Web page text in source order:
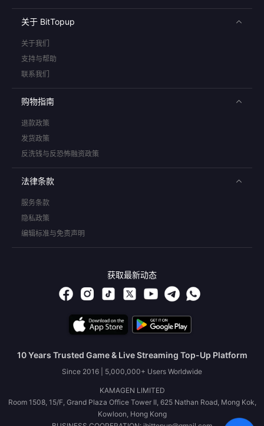
关于 BitTopup
关于我们
支持与帮助
联系我们
购物指南
退款政策
发货政策
反洗钱与反恐怖融资政策
法律条款
服务条款
隐私政策
编辑标准与免责声明
获取最新动态
10 Years Trusted Game & Live Streaming Top-Up Platform
Since 2016 | 5,000,000+ Users Worldwide
KAMAGEN LIMITED
Room 1508, 15/F, Grand Plaza Office Tower II, 625 Nathan Road, Mong Kok,
Kowloon, Hong Kong